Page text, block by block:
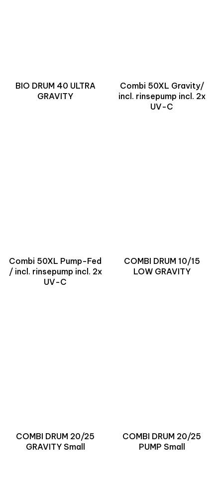
BIO DRUM 40 ULTRA
GRAVITY
Combi 50XL Gravity/
incl. rinsepump incl. 2x
UV-C
Combi 50XL Pump-Fed
/ incl. rinsepump incl. 2x
UV-C
COMBI DRUM 10/15
LOW GRAVITY
COMBI DRUM 20/25
GRAVITY Small
COMBI DRUM 20/25
PUMP Small